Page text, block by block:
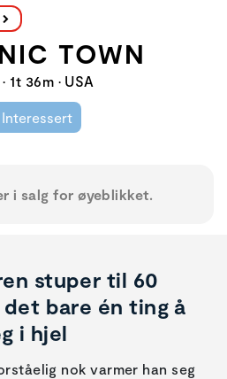
TOWN
1t 36m • USA
Interessert
i salg for øyeblikket.
stuper til 60
bare én ting å
i hjel
nok varmer han seg